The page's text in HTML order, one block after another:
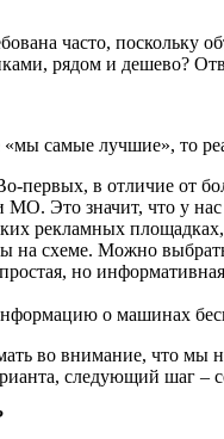
часто, поскольку
рядом и дешево?
самые лучшие», то
первых, в отличие от
МО. Это значит, что у
рекламных
на схеме. Можно
но
о машинах
во внимание, что мы
следующий шаг –